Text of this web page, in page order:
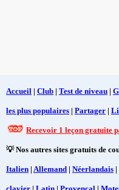
Accueil | Club | Test de niveau |
les plus populaires | Partager |
Recevoir 1 leçon gratuite
💡 Nos autres sites gratuits de
Italien | Allemand | Néerlandais |